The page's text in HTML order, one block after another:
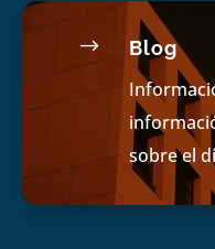
$ Blog
sobre el